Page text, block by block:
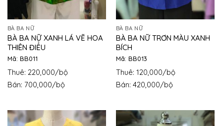
BÀ BA NỮ
BÀ BA NỮ XANH LÁ VẼ HOA
THIÊN ĐIỂU
Mã: BB011
Thuê: 220,000/bộ
Bán: 700,000/bộ
BÀ BA NỮ
BÀ BA NỮ TRƠN MÀU XANH
BÍCH
Mã: BB013
Thuê: 120,000/bộ
Bán: 420,000/bộ